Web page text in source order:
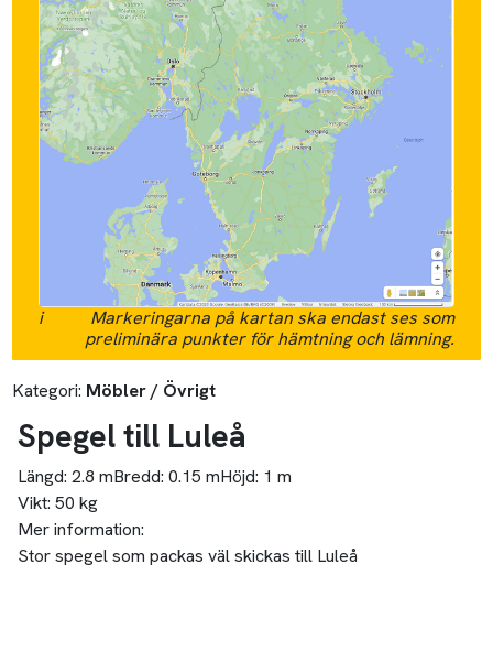
i
Markeringarna på kartan ska endast ses som
preliminära punkter för hämtning och lämning.
Kategori: Möbler / Övrigt
Spegel till Luleå
Längd: 2.8 mBredd: 0.15 mHöjd: 1 m
Vikt: 50 kg
Mer information:
Stor spegel som packas väl skickas till Luleå